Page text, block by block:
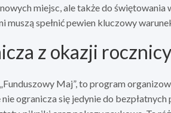
miejsc, ale także do świętowania
spełnić pewien kluczowy
z okazji rocznicy
Maj”, to program
ogranicza się jedynie do